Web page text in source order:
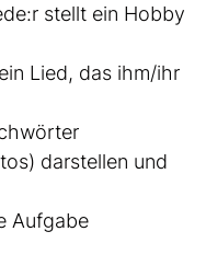
stellt ein Hobby
Lied, das ihm/ihr
darstellen und
Aufgabe